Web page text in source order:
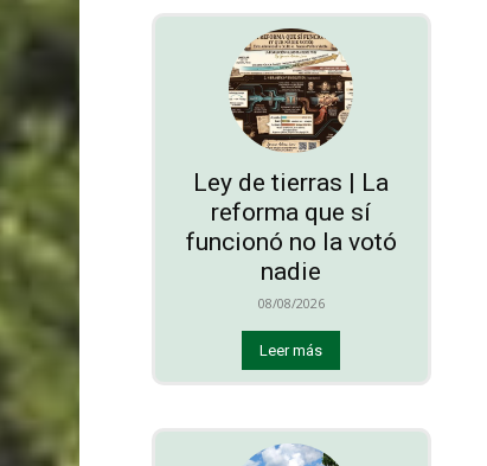
Ley de tierras | La
reforma que sí
funcionó no la votó
nadie
08/08/2026
Leer más